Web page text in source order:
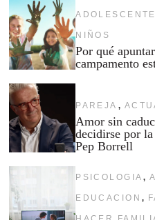
NIÑOS
Por qué
campamento
PAREJA ,
Amor sin
decidirse por
Pep Borrell
PSICOLOGIA ,
EDUCACION ,